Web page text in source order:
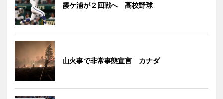
霞ケ浦が２回戦へ 高校野球
山火事で非常事態宣言 カナダ